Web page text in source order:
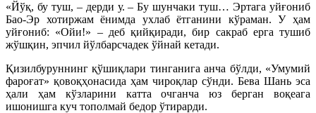
«Йўқ, бу туш, – дерди у. – Бу шунчаки туш… Эртага уйғониб
Бао-Эр хотиржам ёнимда ухлаб ётганини кўраман. У ҳам
уйғониб: «Ойи!» – деб қийқиради, бир сакраб ерга тушиб
жўшқин, эпчил йўлбарсчадек ўйнай кетади.
Қизилбуруннинг қўшиқлари тинганига анча бўлди, «Умумий
фароғат» қовоқҳонасида ҳам чироқлар сўнди. Бева Шань эса
ҳали ҳам кўзларини катта очганча юз берган воқеага
ишонишга куч тополмай бедор ўтирарди.